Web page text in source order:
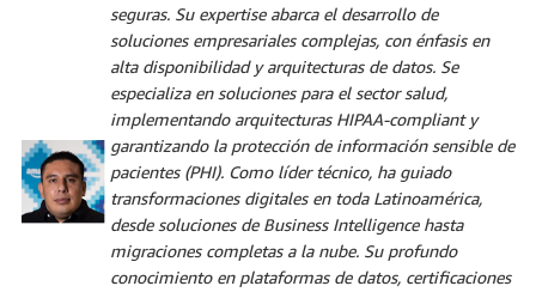
seguras. Su expertise abarca el desarrollo de
soluciones empresariales complejas, con énfasis en
alta disponibilidad y arquitecturas de datos. Se
especializa en soluciones para el sector salud,
implementando arquitecturas HIPAA-compliant y
garantizando la protección de información sensible de
pacientes (PHI). Como líder técnico, ha guiado
transformaciones digitales en toda Latinoamérica,
desde soluciones de Business Intelligence hasta
migraciones completas a la nube. Su profundo
conocimiento en plataformas de datos, certificaciones